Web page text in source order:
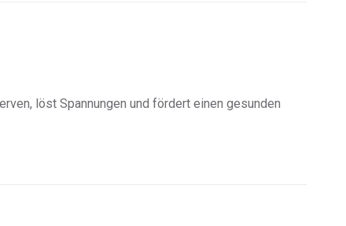
löst Spannungen und fördert einen gesunden